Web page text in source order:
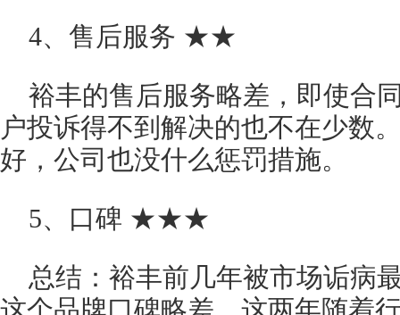
4、售后服务 ★★
裕丰的售后服务略差，即使合
户投诉得不到解决的也不在少数
好，公司也没什么惩罚措施。
5、口碑 ★★★
总结：裕丰前几年被市场诟病